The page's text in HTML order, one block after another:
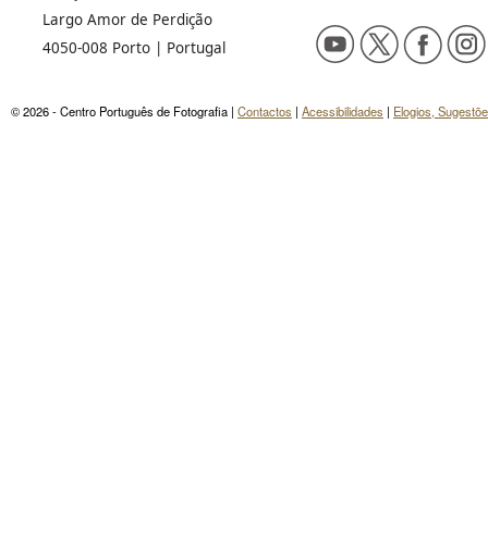
Largo Amor de Perdição
4050-008 Porto | Portugal
© 2026 - Centro Português de Fotografia | Contactos | Acessibilidades | Elogios,